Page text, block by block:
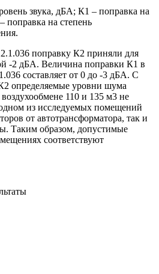
звука, дБА; К1 – поправка на
на степень
поправку К2 приняли для
-2 дБА. Величина поправки К1 в
составляет от 0 до -3 дБА. С
определяемые уровни шума
110 и 135 м3 не
из исследуемых помещений
от автотрансформатора, так и
Таким образом, допустимые
соответствуют